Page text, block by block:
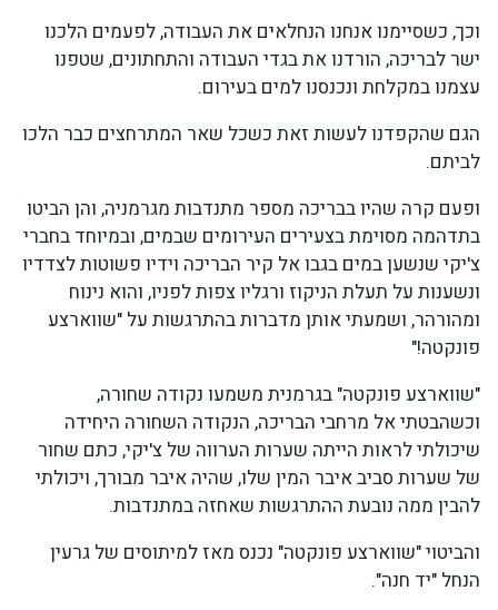
וכך, כשסיימנו אנחנו הנחלאים את העבודה, לפעמים הלכנו
ישר לבריכה, הורדנו את בגדי העבודה והתחתונים, שטפנו
עצמנו במקלחת ונכנסנו למים בעירום.
הגם שהקפדנו לעשות זאת כשכל שאר המתרחצים כבר הלכו
לביתם.
ופעם קרה שהיו בבריכה מספר מתנדבות מגרמניה, והן הביטו
בתדהמה מסוימת בצעירים העירומים שבמים, ובמיוחד בחברי
צ'יקי שנשען במים בגבו אל קיר הבריכה וידיו פשוטות לצדדיו
ונשענות על תעלת הניקוז ורגליו צפות לפניו, והוא נינוח
ומהורהר, ושמעתי אותן מדברות בהתרגשות על "שווארצע
פונקטה!"
"שווארצע פונקטה" בגרמנית משמעו נקודה שחורה,
וכשהבטתי אל מרחבי הבריכה, הנקודה השחורה היחידה
שיכולתי לראות הייתה שערות הערווה של צ'יקי, כתם שחור
של שערות סביב איבר המין שלו, שהיה איבר מבורך, ויכולתי
להבין ממה נובעת ההתרגשות שאחזה במתנדבות.
והביטוי "שווארצע פונקטה" נכנס מאז למיתוסים של גרעין
הנחל "יד חנה".